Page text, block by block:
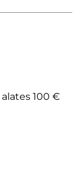
alates 100 €